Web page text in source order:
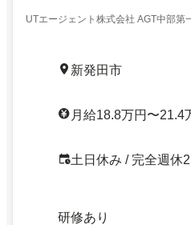
UTエージェント株式会社 AGT中部
新発田市
月給18.8万円〜21.4
土日休み / 完全週休
研修あり